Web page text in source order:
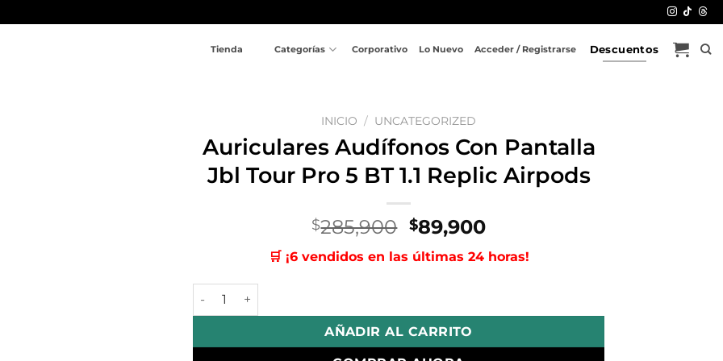
Tienda Categorías Corporativo Lo Nuevo Acceder / Registrarse Descuentos
INICIO / UNCATEGORIZED
Auriculares Audífonos Con Pantalla
Jbl Tour Pro 5 BT 1.1 Replic Airpods
$285,900 El
precio
original
$89,900El
actual
🛒 ¡6 vendidos en las últimas 24 horas!
Auriculares Audífonos Con Pantalla Jbl Tour Pro 5 BT 1.1 Replic Airpods cantidad
AÑADIR AL CARRITO